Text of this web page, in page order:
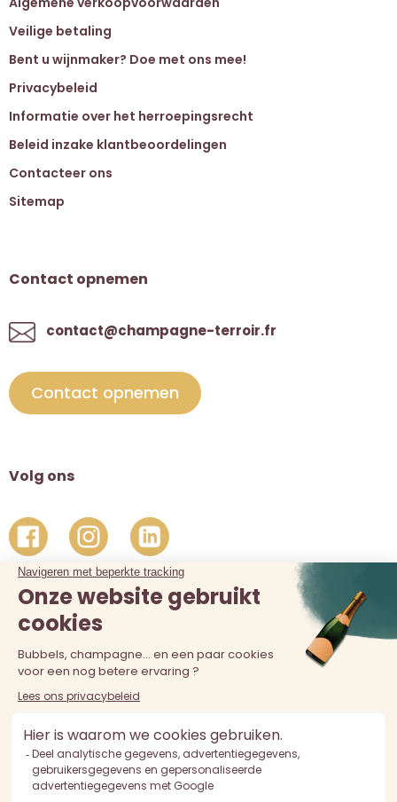
Veilige betaling
Bent u wijnmaker? Doe met ons mee!
Privacybeleid
Informatie over het herroepingsrecht
Beleid inzake klantbeoordelingen
Contacteer ons
Sitemap
Contact opnemen
contact@champagne-terroir.fr
Contact opnemen
Volg ons
De verkoop van alcohol aan personen jonger dan 18 jaar is
verboden. Alcoholmisbruik is schadelijk voor de gezondheid.